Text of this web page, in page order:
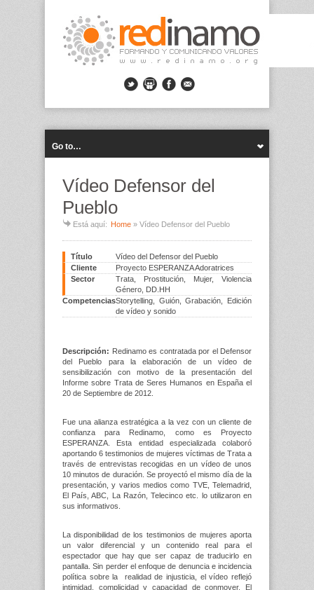
Go to…
Vídeo Defensor del
Pueblo
Está aquí: Home » Vídeo Defensor del Pueblo
Título
Vídeo del Defensor del Pueblo
Cliente
Proyecto ESPERANZA Adoratrices
Sector
Trata, Prostitución, Mujer, Violencia
Género, DD.HH
CompetenciasStorytelling, Guión, Grabación, Edición
de vídeo y sonido
Descripción: Redinamo es contratada por el Defensor
del Pueblo para la elaboración de un vídeo de
sensibilización con motivo de la presentación del
Informe sobre Trata de Seres Humanos en España el
20 de Septiembre de 2012.
Fue una alianza estratégica a la vez con un cliente de
confianza para Redinamo, como es Proyecto
ESPERANZA. Esta entidad especializada colaboró
aportando 6 testimonios de mujeres víctimas de Trata a
través de entrevistas recogidas en un vídeo de unos
10 minutos de duración. Se proyectó el mismo día de la
presentación, y varios medios como TVE, Telemadrid,
El País, ABC, La Razón, Telecinco etc. lo utilizaron en
sus informativos.
La disponibilidad de los testimonios de mujeres aporta
un valor diferencial y un contenido real para el
espectador que hay que ser capaz de traducirlo en
pantalla. Sin perder el enfoque de denuncia e incidencia
política sobre la realidad de injusticia, el vídeo reflejó
intimidad, complicidad y capacidad de conmover. El